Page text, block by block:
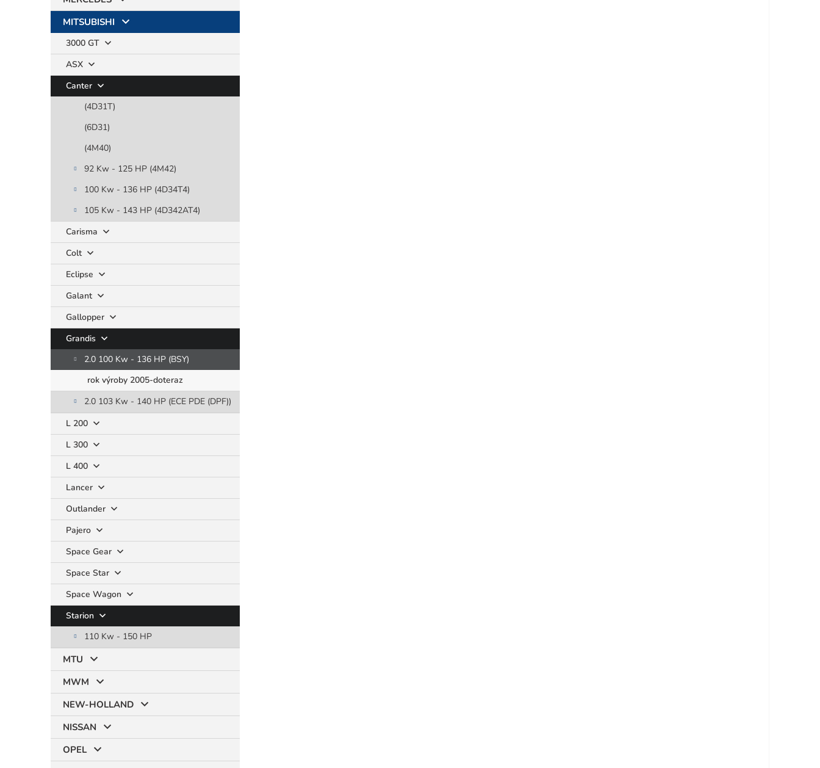
MITSUBISHI
3000 GT
ASX
Canter
(4D31T)
(6D31)
(4M40)
92 Kw - 125 HP (4M42)
100 Kw - 136 HP (4D34T4)
105 Kw - 143 HP (4D342AT4)
Carisma
Colt
Eclipse
Galant
Gallopper
Grandis
2.0 100 Kw - 136 HP (BSY)
rok výroby 2005-doteraz
2.0 103 Kw - 140 HP (ECE PDE (DPF))
L 200
L 300
L 400
Lancer
Outlander
Pajero
Space Gear
Space Star
Space Wagon
Starion
110 Kw - 150 HP
MTU
MWM
NEW-HOLLAND
NISSAN
OPEL